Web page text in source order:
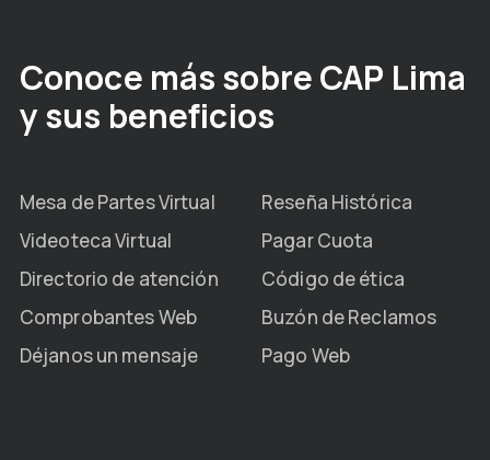
Conoce más sobre CAP Lima
y sus beneficios
Mesa de Partes Virtual
Reseña Histórica
Videoteca Virtual
Pagar Cuota
Directorio de atención
Código de ética
Comprobantes Web
Buzón de Reclamos
Déjanos un mensaje
Pago Web